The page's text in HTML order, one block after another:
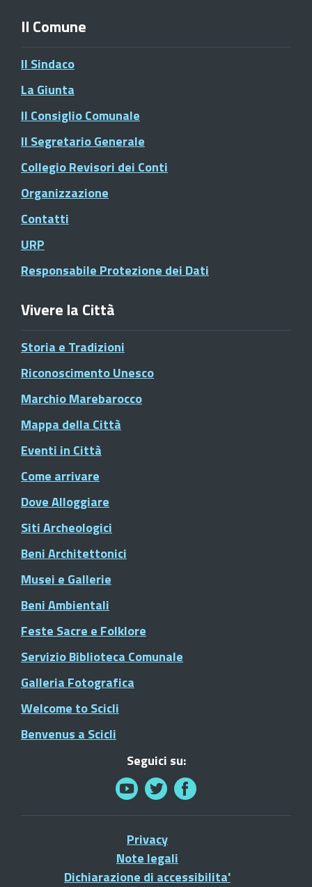
Il Comune
Il Sindaco
La Giunta
Il Consiglio Comunale
Il Segretario Generale
Collegio Revisori dei Conti
Organizzazione
Contatti
URP
Responsabile Protezione dei Dati
Vivere la Città
Storia e Tradizioni
Riconoscimento Unesco
Marchio Marebarocco
Mappa della Città
Eventi in Città
Come arrivare
Dove Alloggiare
Siti Archeologici
Beni Architettonici
Musei e Gallerie
Beni Ambientali
Feste Sacre e Folklore
Servizio Biblioteca Comunale
Galleria Fotografica
Welcome to Scicli
Benvenus a Scicli
Seguici su:
Privacy
Note legali
Dichiarazione di accessibilita'